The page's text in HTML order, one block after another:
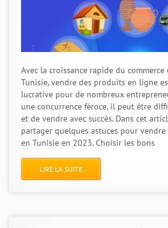
Avec la croissance rapide du
Tunisie, vendre des produits en ligne
lucrative pour de nombreux
une concurrence féroce, il peut être
et de vendre avec succès. Dans cet
partager quelques astuces pour
en Tunisie en 2023. Choisir les bons
LIRE LA SUITE